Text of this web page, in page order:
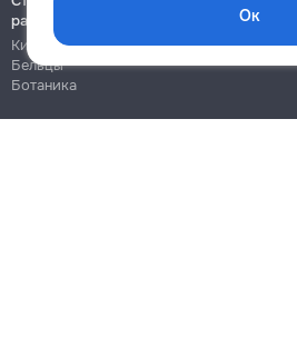
Ок
работы
Кишинёв
Бельцы
Ботаника